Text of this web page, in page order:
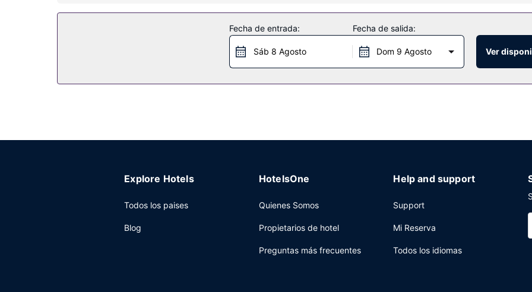
servicios de conserjería y servicio de celebración de bodas.
Toma algo de cocina local en Hearth, restaurante con un bar o lounge, aunque también puedes llamar al servicio de
completo, con un coste adicional, se ofrece de lunes a viernes de 07:00 a 13:00, mientras que los fines de semana
Fecha de entrada:
Sáb 8 Agosto
Fecha de salida:
Dom 9 Agosto Ver
Explore Hotels
Todos los paises
Blog
HotelsOne
Quienes Somos
Propietarios de hotel
Preguntas más frecuentes
Help and support
Support
Mi Reserva
Todos los idiomas